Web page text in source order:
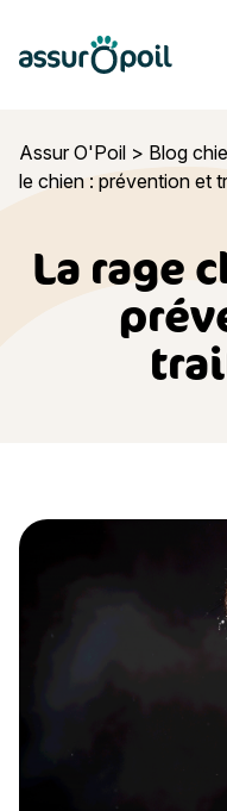
Assur O'Poil
Assur O'Poil > Blog
le chien : prévention et
La rage
La rage chez le chien :